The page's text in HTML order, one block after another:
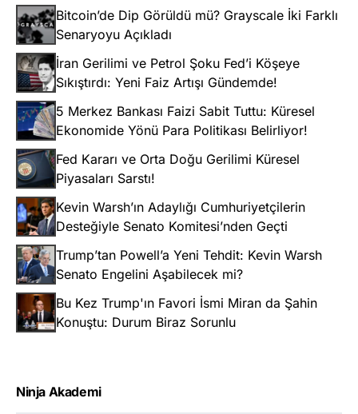
Bitcoin’de Dip Görüldü mü? Grayscale İki Farklı
Senaryoyu Açıkladı
İran Gerilimi ve Petrol Şoku Fed’i Köşeye
Sıkıştırdı: Yeni Faiz Artışı Gündemde!
5 Merkez Bankası Faizi Sabit Tuttu: Küresel
Ekonomide Yönü Para Politikası Belirliyor!
Fed Kararı ve Orta Doğu Gerilimi Küresel
Piyasaları Sarstı!
Kevin Warsh’ın Adaylığı Cumhuriyetçilerin
Desteğiyle Senato Komitesi’nden Geçti
Trump’tan Powell’a Yeni Tehdit: Kevin Warsh
Senato Engelini Aşabilecek mi?
Bu Kez Trump'ın Favori İsmi Miran da Şahin
Konuştu: Durum Biraz Sorunlu
Ninja Akademi